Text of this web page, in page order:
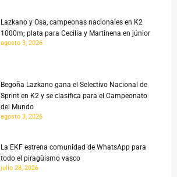
Lazkano y Osa, campeonas nacionales en K2
1000m; plata para Cecilia y Martinena en júnior
agosto 3, 2026
Begoña Lazkano gana el Selectivo Nacional de
Sprint en K2 y se clasifica para el Campeonato
del Mundo
agosto 3, 2026
La EKF estrena comunidad de WhatsApp para
todo el piragüismo vasco
julio 28, 2026